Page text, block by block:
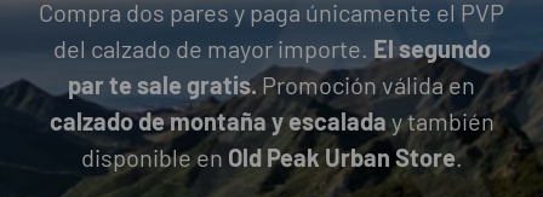
Compra dos pares y paga únicamente el PVP
del calzado de mayor importe. El segundo
par te sale gratis.Promoción válida en
calzado de montaña y escalada y también
disponible en Old Peak Urban Store.